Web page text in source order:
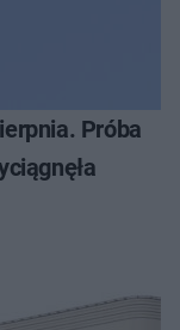
Próba